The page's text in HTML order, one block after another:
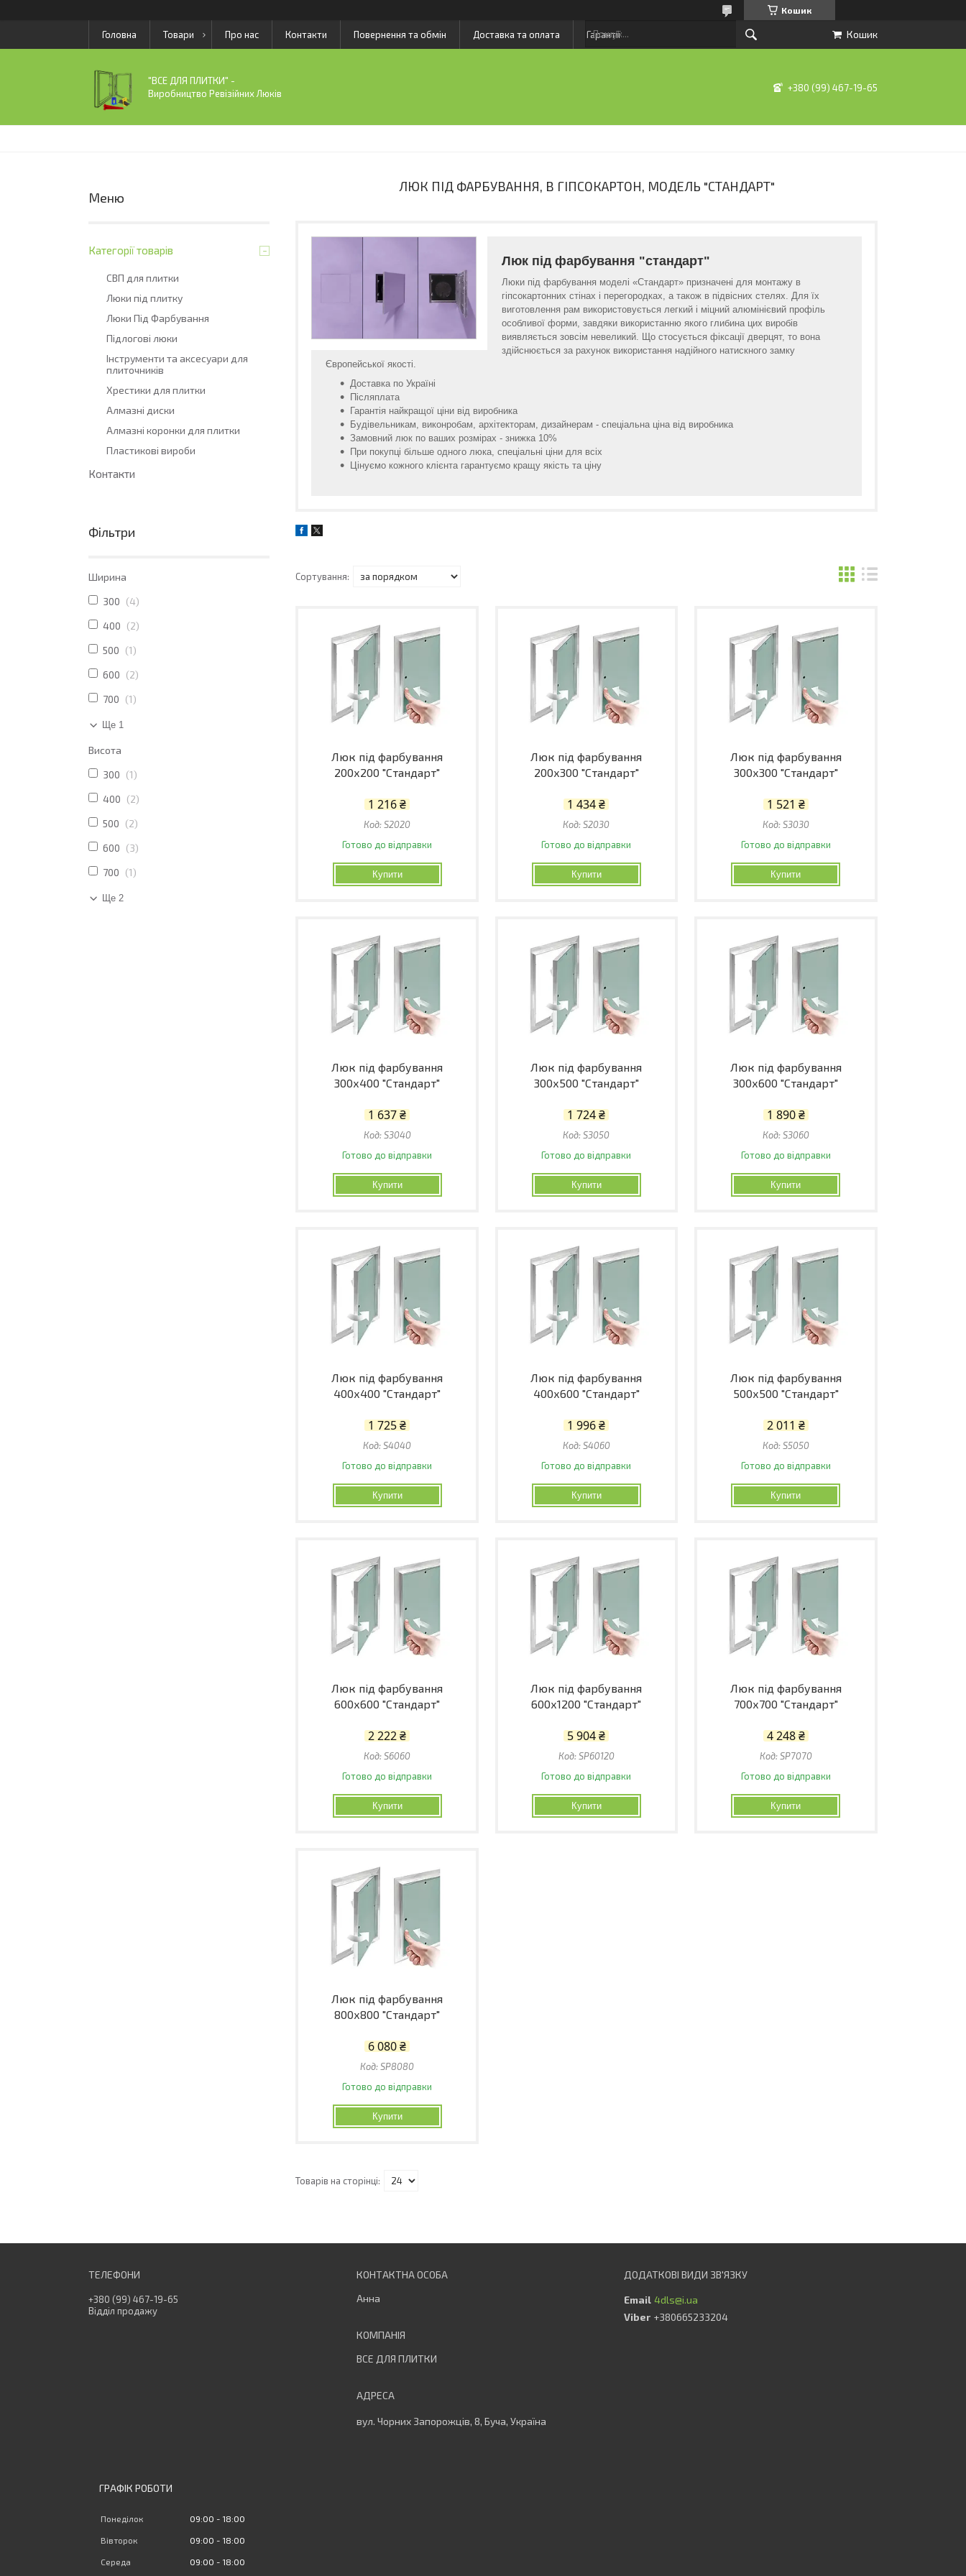
Кошик
Головна Товари Про нас Контакти Повернення та обмін Доставка та оплата Гарантії Кошик
"ВСЕ ДЛЯ ПЛИТКИ" -
Виробництво Ревізійних Люків
+380 (99) 467-19-65
ЛЮК ПІД ФАРБУВАННЯ, В ГІПСОКАРТОН, МОДЕЛЬ "СТАНДАРТ"
Люк під фарбування "стандарт"
Люки під фарбування моделі «Стандарт» призначені для монтажу в
гіпсокартонних стінах і перегородках, а також в підвісних стелях. Для їх
виготовлення рам використовується легкий і міцний алюмінієвий профіль
особливої форми, завдяки використанню якого глибина цих виробів
виявляється зовсім невеликий. Що стосується фіксації дверцят, то вона
здійснюється за рахунок використання надійного натискного замку
Європейської якості.
Доставка по Україні
Післяплата
Гарантія найкращої ціни від виробника
Будівельникам, виконробам, архітекторам, дизайнерам - спеціальна ціна від виробника
Замовний люк по ваших розмірах - знижка 10%
При покупці більше одного люка, спеціальні ціни для всіх
Цінуємо кожного клієнта гарантуємо кращу якість та ціну
Люк під фарбування
200х200 "Стандарт"
1 216 ₴
S2020
Готово до відправки
Купити
Люк під фарбування
200х300 "Стандарт"
1 434 ₴
S2030
Готово до відправки
Купити
Люк під фарбування
300х300 "Стандарт"
1 521 ₴
S3030
Готово до відправки
Купити
Люк під фарбування
300х400 "Стандарт"
1 637 ₴
S3040
Готово до відправки
Купити
Люк під фарбування
300х500 "Стандарт"
1 724 ₴
S3050
Готово до відправки
Купити
Люк під фарбування
300х600 "Стандарт"
1 890 ₴
S3060
Готово до відправки
Купити
Люк під фарбування
400х400 "Стандарт"
1 725 ₴
S4040
Готово до відправки
Купити
Люк під фарбування
400х600 "Стандарт"
1 996 ₴
S4060
Готово до відправки
Купити
Люк під фарбування
500х500 "Стандарт"
2 011 ₴
S5050
Готово до відправки
Купити
Люк під фарбування
600х600 "Стандарт"
2 222 ₴
S6060
Готово до відправки
Купити
Люк під фарбування
600х1200 "Стандарт"
5 904 ₴
SP60120
Готово до відправки
Купити
Люк під фарбування
700х700 "Стандарт"
4 248 ₴
SP7070
Готово до відправки
Купити
Люк під фарбування
800х800 "Стандарт"
6 080 ₴
SP8080
Готово до відправки
Купити
Категорії товарів
СВП для плитки
Люки під плитку
Люки Під Фарбування
Підлогові люки
Інструменти та аксесуари для
плиточників
Хрестики для плитки
Алмазні диски
Алмазні коронки для плитки
Пластикові вироби
Контакти
Фільтри
Ширина
300
4
400
2
500
1
600
2
700
1
Ще 1
Висота
300
1
400
2
500
2
600
3
700
1
Ще 2
+380 (99) 467-19-65
Відділ продажу
Анна
ВСЕ ДЛЯ ПЛИТКИ
вул. Чорних Запорожців, 8, Буча, Україна
4dls@i.ua
+380665233204
ГРАФІК РОБОТИ
Понеділок 09:00 18:00
Вівторок 09:00 18:00
Середа 09:00 18:00